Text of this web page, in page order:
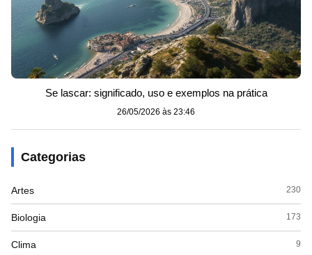
Se lascar: significado, uso e exemplos na prática
26/05/2026 às 23:46
Categorias
Artes 230
Biologia 173
Clima 9